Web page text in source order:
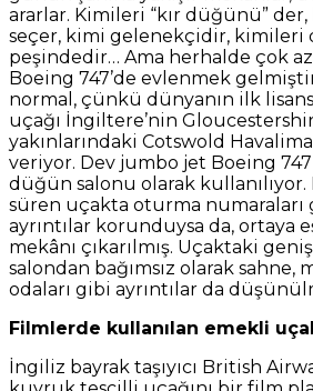
ararlar. Kimileri “kır düğünü”
seçer, kimi gelenekçidir, kimileri
peşindedir… Ama herhalde çok
Boeing 747’de evlenmek
normal, çünkü dünyanın ilk
uçağı İngiltere’nin
yakınlarındaki Cotswold
veriyor. Dev jumbo jet Boeing
düğün salonu olarak
süren uçakta oturma numaraları
ayrıntılar korunduysa da, ortaya
mekânı çıkarılmış. Uçaktaki
salondan bağımsız olarak sahne,
odaları gibi ayrıntılar da
Filmlerde kullanılan emekli
İngiliz bayrak taşıyıcı British